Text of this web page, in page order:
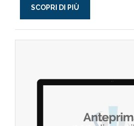
SCOPRI DI PIÙ